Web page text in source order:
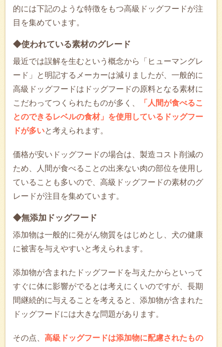
的には下記のような特徴をもつ高級ドッグフードが注
目を集めています。
◆使われている素材のグレード
最近では誤解を生むという概念から「ヒューマングレ
ード」と明記するメーカーは減りましたが、一般的に
高級ドッグフードはドッグフードの原料となる素材に
こだわってつくられたものが多く、
「人間が食べるこ
とのできるレベルの食材」を使用しているドッグフー
ドが多いと考えられます。
価格が安いドッグフードの場合は、製造コスト削減の
ため、人間が食べることの出来ない肉の部位を使用し
ていることも多いので、高級ドッグフードの素材のグ
レードが注目を集めています。
◆無添加ドッグフード
添加物は一般的に発がん物質をはじめとし、犬の健康
に被害を与えやすいと考えられます。
添加物が含まれたドッグフードを与えたからといって
すぐに体に影響がでるとは考えにくいのですが、長期
間継続的に与えることを考えると、添加物が含まれた
ドッグフードには大きな問題があります。
その点、 高級ドッグフードは添加物に配慮されたもの